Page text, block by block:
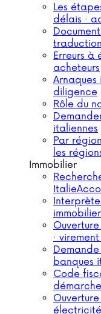
Les
délais ·
Erreurs à
acheteurs
Arnaques
diligence
Rôle du
italiennes
Par
les
Immobilier
Italie
·
banques
Code
électricité